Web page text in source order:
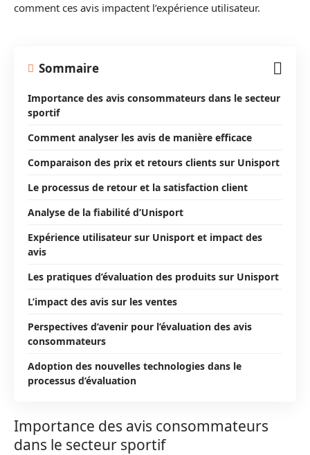
comment ces avis impactent l’expérience utilisateur.
Sommaire
Importance des avis consommateurs dans le secteur
sportif
Comment analyser les avis de manière efficace
Comparaison des prix et retours clients sur Unisport
Le processus de retour et la satisfaction client
Analyse de la fiabilité d’Unisport
Expérience utilisateur sur Unisport et impact des
avis
Les pratiques d’évaluation des produits sur Unisport
L’impact des avis sur les ventes
Perspectives d’avenir pour l’évaluation des avis
consommateurs
Adoption des nouvelles technologies dans le
processus d’évaluation
Importance des avis consommateurs
dans le secteur sportif